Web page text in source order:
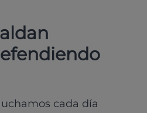
cada día